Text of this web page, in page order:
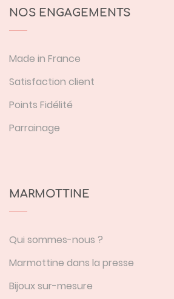
NOS ENGAGEMENTS
Made in France
Satisfaction client
Points Fidélité
Parrainage
MARMOTTINE
Qui sommes-nous ?
Marmottine dans la presse
Bijoux sur-mesure